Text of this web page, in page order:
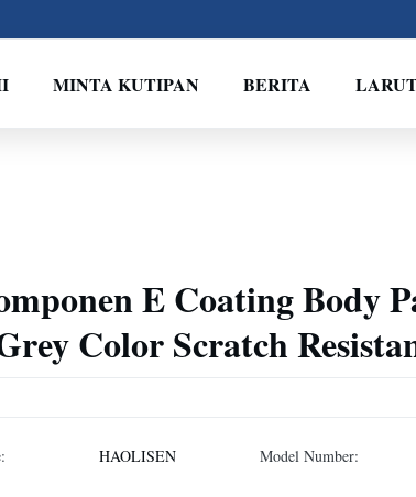
MINTA KUTIPAN BERITA
E Coating Body
Color Scratch
HAOLISEN Model Number: